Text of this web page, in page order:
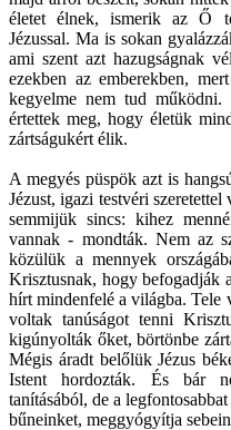
életet élnek, ismerik az Ő
Jézussal. Ma is sokan
ami szent azt hazugságnak
ezekben az emberekben,
kegyelme nem tud működni.
értettek meg, hogy életük
zártságukért élik.
A megyés püspök azt is
Jézust, igazi testvéri
semmijük sincs: kihez
vannak - mondták. Nem az
közülük a mennyek
Krisztusnak, hogy befogadják
hírt mindenfelé a világba. Tele
voltak tanúságot tenni
kigúnyolták őket, börtönbe
Mégis áradt belőlük Jézus
Istent hordozták. És bár
tanításából, de a
bűneinket, meggyógyítja